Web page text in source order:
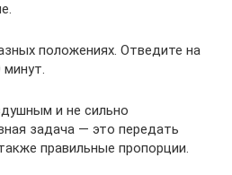
положениях. Отведите на
и не сильно
задача — это передать
правильные пропорции.